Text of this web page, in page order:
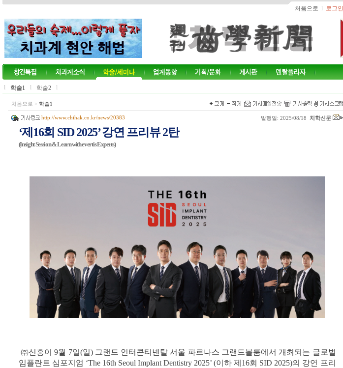
처음으로 l 로그인
l 학술1 l 학술2 l
처음으로 > 학술1
http://www.chihak.co.kr/news/20383 발행일: 2025/08/18 치학신문
‘제16회 SID 2025’ 강연 프리뷰 2탄
(Insight Session & Learn with evertis Experts)
㈜신흥이 9월 7일(일) 그랜드 인터콘티넨탈 서울 파르나스 그랜드볼룸에서 개최되는 글로벌
임플란트 심포지엄 ‘The 16th Seoul Implant Dentistry 2025’ (이하 제16회 SID 2025)의 강연 프리